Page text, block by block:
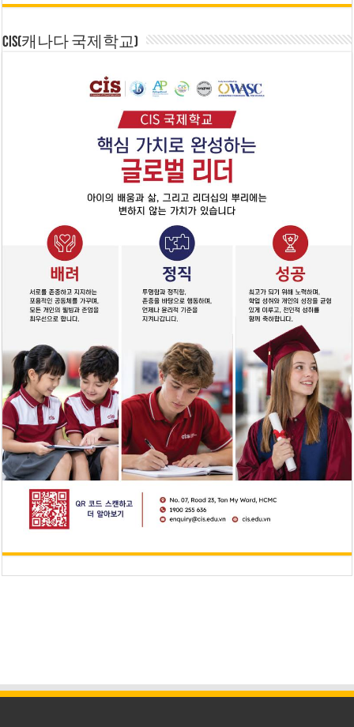
CIS(캐나다 국제학교)